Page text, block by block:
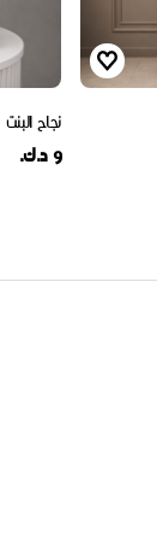
نجاح البنت
9 د.ك.